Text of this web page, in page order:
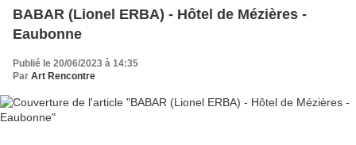
BABAR (Lionel ERBA) - Hôtel de Mézières -
Eaubonne
Publié le 20/06/2023 à 14:35
Par Art Rencontre